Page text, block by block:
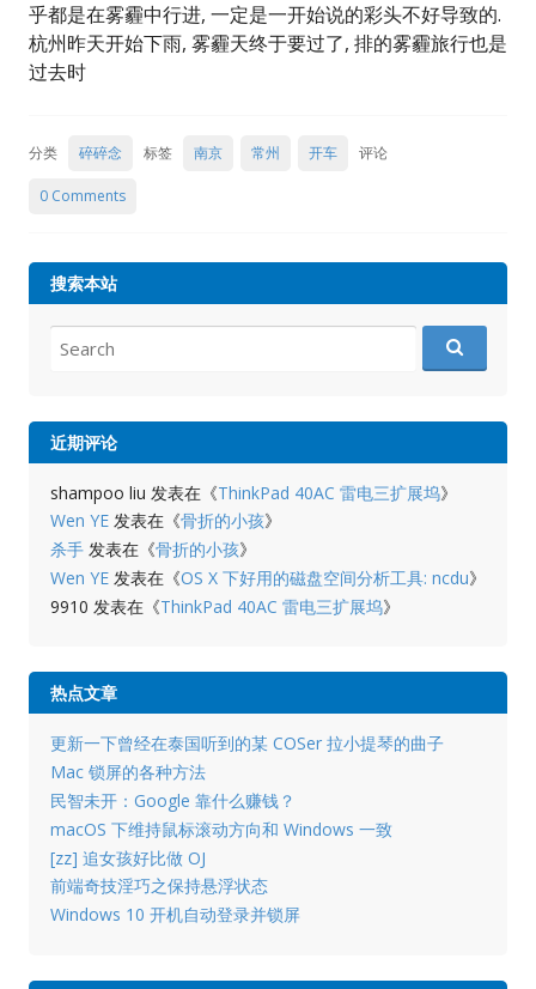
乎都是在雾霾中行进, 一定是一开始说的彩头不好导致的.
杭州昨天开始下雨, 雾霾天终于要过了, 排的雾霾旅行也是
过去时
分类 碎碎念 标签 南京 常州 开车 评论
0 Comments
搜索本站
for:
近期评论
shampoo liu 发表在《ThinkPad 40AC 雷电三扩展坞》
Wen YE发表在《骨折的小孩》
杀手发表在《骨折的小孩》
Wen YE发表在《OS X 下好用的磁盘空间分析工具: ncdu》
9910 发表在《ThinkPad 40AC 雷电三扩展坞》
热点文章
更新一下曾经在泰国听到的某 COSer 拉小提琴的曲子
Mac 锁屏的各种方法
民智未开：Google 靠什么赚钱？
macOS 下维持鼠标滚动方向和 Windows 一致
[zz] 追女孩好比做 OJ
前端奇技淫巧之保持悬浮状态
Windows 10 开机自动登录并锁屏